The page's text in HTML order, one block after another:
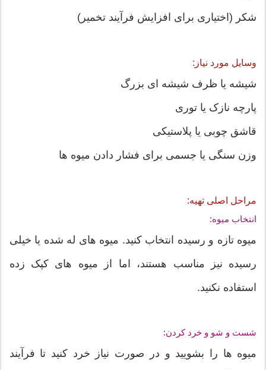
شکر (اختیاری برای افزایش فرآیند تخمیر)
وسایل مورد نیاز:
شیشه یا ظرف شیشه ای بزرگ
پارچه نازک یا توری
قاشق چوبی یا پلاستیکی
وزن سنگی یا جسمی برای فشار دادن میوه ها
مراحل اصلی تهیه:
انتخاب میوه:
میوه تازه و رسیده انتخاب کنید. میوه های له شده یا خیلی
رسیده نیز مناسب هستند، اما از میوه های کپک زده
استفاده نکنید.
شست و شو و خرد کردن:
میوه ها را بشویید و در صورت نیاز خرد کنید تا فرآیند